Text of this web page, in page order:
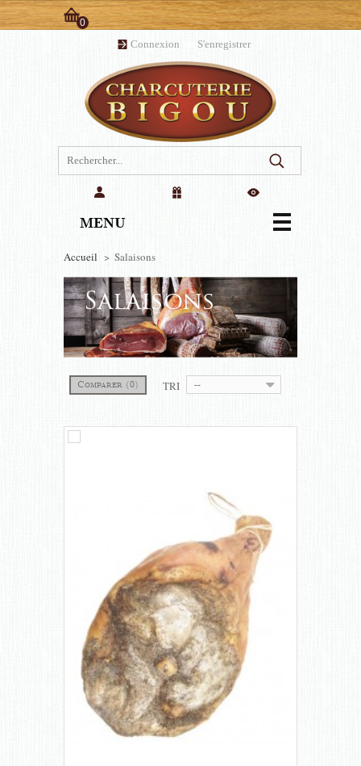
Connexion S'enregistrer
0
MENU
Accueil > Salaisons
Salaisons
Comparer (0) TRI --